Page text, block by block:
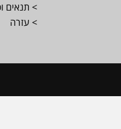
> תנאים
> עזרה